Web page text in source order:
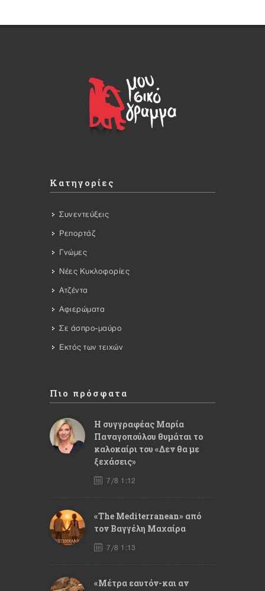
Κατηγορίες
Συνεντεύξεις
Ρεπορτάζ
Γνώμες
Νέες Κυκλοφορίες
Ατζέντα
Αφιερώματα
Σε άσπρο-μαύρο
Εκτός των τειχών
Πιο πρόσφατα
Η συγγραφέας Μαρία
Παναγοπούλου θυμάται το
καλοκαίρι του «Δεν θα με
ξεχάσεις»
7/8 1:12
«The Mediterranean» από
τον Βαγγέλη Μαχαίρα
7/8 1:13
«Μέτρα εαυτόν-και αν